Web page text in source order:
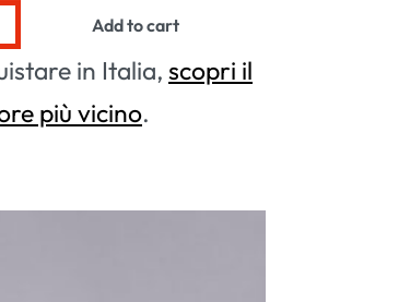
Add to cart
in Italia, scopri il
più vicino.